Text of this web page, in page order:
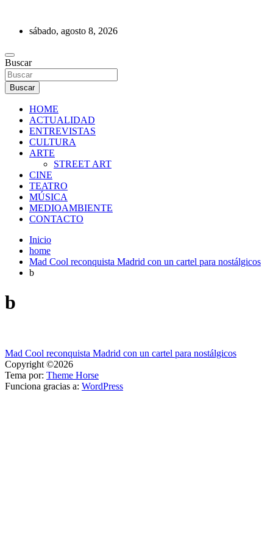
contenidosábado, agosto 8, 2026
REVISTA DE PRENSA
Buscar
Buscar
HOME
ACTUALIDAD
ENTREVISTAS
CULTURA
ARTE
STREET ART
CINE
TEATRO
MÚSICA
MEDIOAMBIENTE
CONTACTO
Inicio
home
Mad Cool reconquista Madrid con un cartel para nostálgicos
b
b
Navegación
de
entradas
Mad Cool reconquista Madrid con un cartel para nostálgicos
Copyright ©2026
Tema por: Theme Horse
Funciona gracias a: WordPress